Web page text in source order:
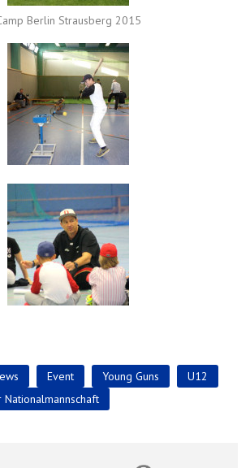
Berlin Strausberg 2015
Event Young Guns
U12
Nationalmannschaft